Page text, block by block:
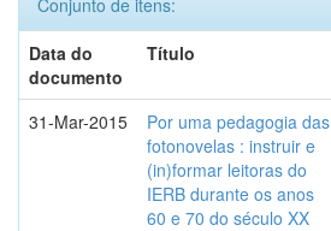
Conjunto de itens:
Data do
documento
Título
31-Mar-2015
Por uma pedagogia das
fotonovelas : instruir e
(in)formar leitoras do
IERB durante os anos
60 e 70 do século XX